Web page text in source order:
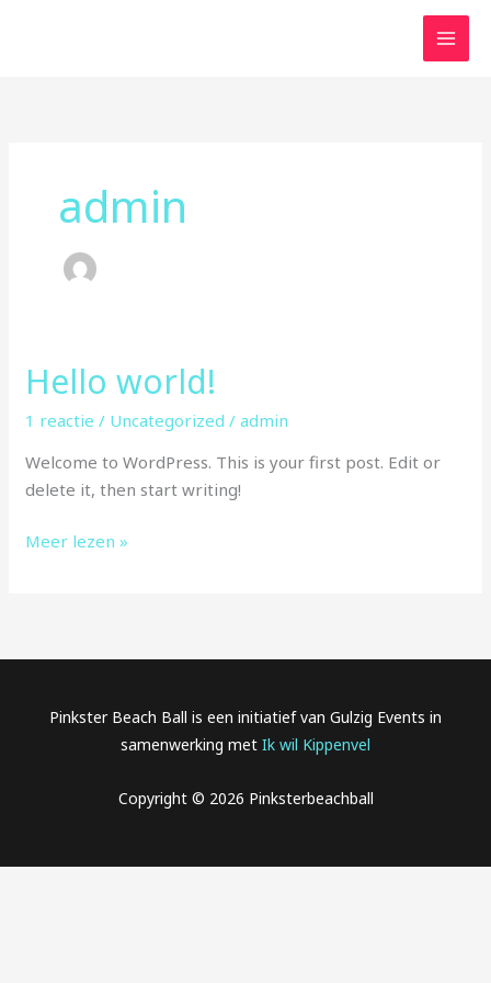
admin
Hello world!
1 reactie / Uncategorized /admin
Welcome to WordPress. This is your first post. Edit or
delete it, then start writing!
Hello
world!
Meer lezen »
Pinkster Beach Ball is een initiatief van Gulzig Events in
samenwerking met Ik wil Kippenvel
Copyright © 2026 Pinksterbeachball